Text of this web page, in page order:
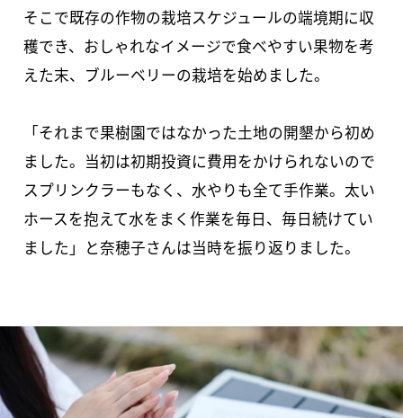
そこで既存の作物の栽培スケジュールの端境期に収
穫でき、おしゃれなイメージで食べやすい果物を考
えた末、ブルーベリーの栽培を始めました。
「それまで果樹園ではなかった土地の開墾から初め
ました。当初は初期投資に費用をかけられないので
スプリンクラーもなく、水やりも全て手作業。太い
ホースを抱えて水をまく作業を毎日、毎日続けてい
ました」と奈穂子さんは当時を振り返りました。